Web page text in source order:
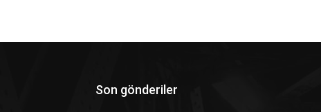
Son gönderiler